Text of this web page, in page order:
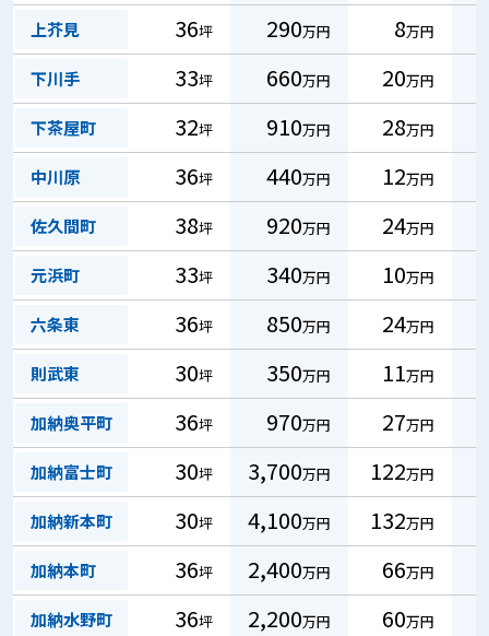
上芥見 36坪 290万円 8万円
下川手 33坪 660万円 20万円
下茶屋町 32坪 910万円 28万円
中川原 36坪 440万円 12万円
佐久間町 38坪 920万円 24万円
元浜町 33坪 340万円 10万円
六条東 36坪 850万円 24万円
則武東 30坪 350万円 11万円
加納奥平町 36坪 970万円 27万円
加納富士町 30坪 3,700万円 122万円
加納新本町 30坪 4,100万円 132万円
加納本町 36坪 2,400万円 66万円
加納水野町 36坪 2,200万円 60万円